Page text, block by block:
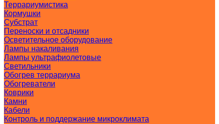
Террариумистика
Кормушки
Субстрат
Переноски и отсадники
Осветительное оборудование
Лампы накаливания
Лампы ультрафиолетовые
Светильники
Обогрев террариума
Обогреватели
Коврики
Камни
Кабели
Контроль и поддержание микроклимата